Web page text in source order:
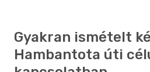
Gyakran ismételt
Hambantota úti